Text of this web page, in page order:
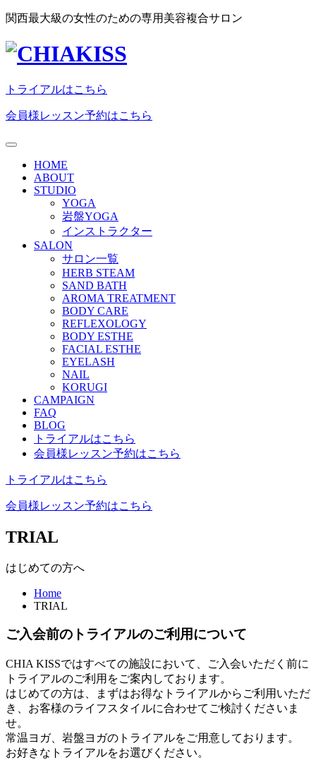
関西最大級の女性のための専用美容複合サロン
トライアルはこちら
会員様レッスン予約はこちら
HOME
ABOUT
STUDIO
YOGA
岩盤YOGA
インストラクター
SALON
サロン一覧
HERB STEAM
SAND BATH
AROMA TREATMENT
BODY CARE
REFLEXOLOGY
BODY ESTHE
FACIAL ESTHE
EYELASH
NAIL
KORUGI
CAMPAIGN
FAQ
BLOG
トライアルはこちら
会員様レッスン予約はこちら
トライアルはこちら
会員様レッスン予約はこちら
TRIAL
はじめての方へ
Home
TRIAL
ご入会前のトライアルのご利用について
CHIA KISSではすべての施設において、ご入会いただく前に
トライアルのご利用をご案内しております。
はじめての方は、まずはお得なトライアルからご利用いただ
き、お客様のライフスタイルに合わせてご検討くださいま
せ。
常温ヨガ、岩盤ヨガのトライアルをご用意しております。
お好きなトライアルをお選びください。